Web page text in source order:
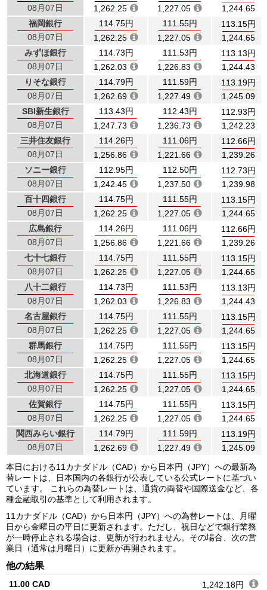
08月07日
1,262.25
1,227.05
1,244.65
福岡銀行
08月07日
114.75円
1,262.25
111.55円
1,227.05
113.15円
1,244.65
みずほ銀行
08月07日
114.73円
1,262.03
111.53円
1,226.83
113.13円
1,244.43
りそな銀行
08月07日
114.79円
1,262.69
111.59円
1,227.49
113.19円
1,245.09
SBI新生銀行
08月07日
113.43円
1,247.73
112.43円
1,236.73
112.93円
1,242.23
三井住友銀行
08月07日
114.26円
1,256.86
111.06円
1,221.66
112.66円
1,239.26
ソニー銀行
08月07日
112.95円
1,242.45
112.50円
1,237.50
112.73円
1,239.98
百十四銀行
08月07日
114.75円
1,262.25
111.55円
1,227.05
113.15円
1,244.65
広島銀行
08月07日
114.26円
1,256.86
111.06円
1,221.66
112.66円
1,239.26
七十七銀行
08月07日
114.75円
1,262.25
111.55円
1,227.05
113.15円
1,244.65
八十二銀行
08月07日
114.73円
1,262.03
111.53円
1,226.83
113.13円
1,244.43
名古屋銀行
08月07日
114.75円
1,262.25
111.55円
1,227.05
113.15円
1,244.65
群馬銀行
08月07日
114.75円
1,262.25
111.55円
1,227.05
113.15円
1,244.65
北海道銀行
08月07日
114.75円
1,262.25
111.55円
1,227.05
113.15円
1,244.65
佐賀銀行
08月07日
114.75円
1,262.25
111.55円
1,227.05
113.15円
1,244.65
関西みらい銀行
08月07日
114.79円
1,262.69
111.59円
1,227.49
113.19円
1,245.09
本日における11カナダドル（CAD）から日本円（JPY）への最新為
替レートは、日本国内の各銀行が公表している公式レートに基づい
ています。 これらの為替レートは、通貨の両替や国際送金など、各
種金融取引の基準として利用されます。
11カナダドル（CAD）から日本円（JPY）への為替レートは、月曜
日から金曜日の平日に更新されます。ただし、祝日などで銀行業務
が一時停止される場合は、更新が行われません。その場合、次の営
業日（通常は月曜日）に更新が再開されます。
他の結果
11.00 CAD 1,242.18円